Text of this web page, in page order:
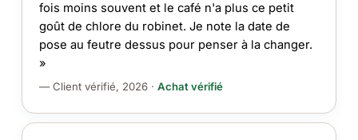
fois moins souvent et le café n'a plus ce petit
goût de chlore du robinet. Je note la date de
pose au feutre dessus pour penser à la changer.
»
— Client vérifié, 2026 · Achat vérifié